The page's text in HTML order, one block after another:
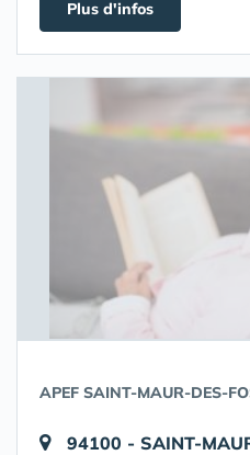
Plus d'infos
APEF SAINT-MAUR-DES-
94100 - SAINT-